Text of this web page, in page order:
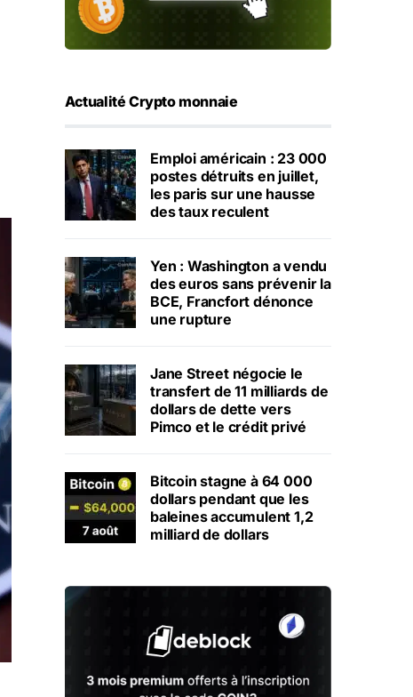
Actualité Crypto monnaie
Emploi américain : 23 000
postes détruits en juillet,
les paris sur une hausse
des taux reculent
Yen : Washington a vendu
des euros sans prévenir la
BCE, Francfort dénonce
une rupture
Jane Street négocie le
transfert de 11 milliards de
dollars de dette vers
Pimco et le crédit privé
Bitcoin stagne à 64 000
dollars pendant que les
baleines accumulent 1,2
milliard de dollars